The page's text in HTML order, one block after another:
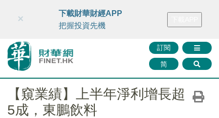
財華智庫網 FINTV FINMETA 財華證券 媒體矩陣
訂閱
简
×
下載財華財經APP
把握投資先機
【窺業績】上半年淨利增長超
5成，東鵬飲料